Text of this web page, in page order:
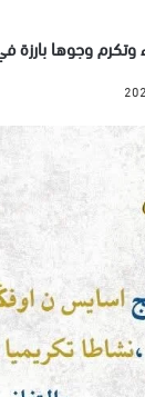
وجوها بارزة